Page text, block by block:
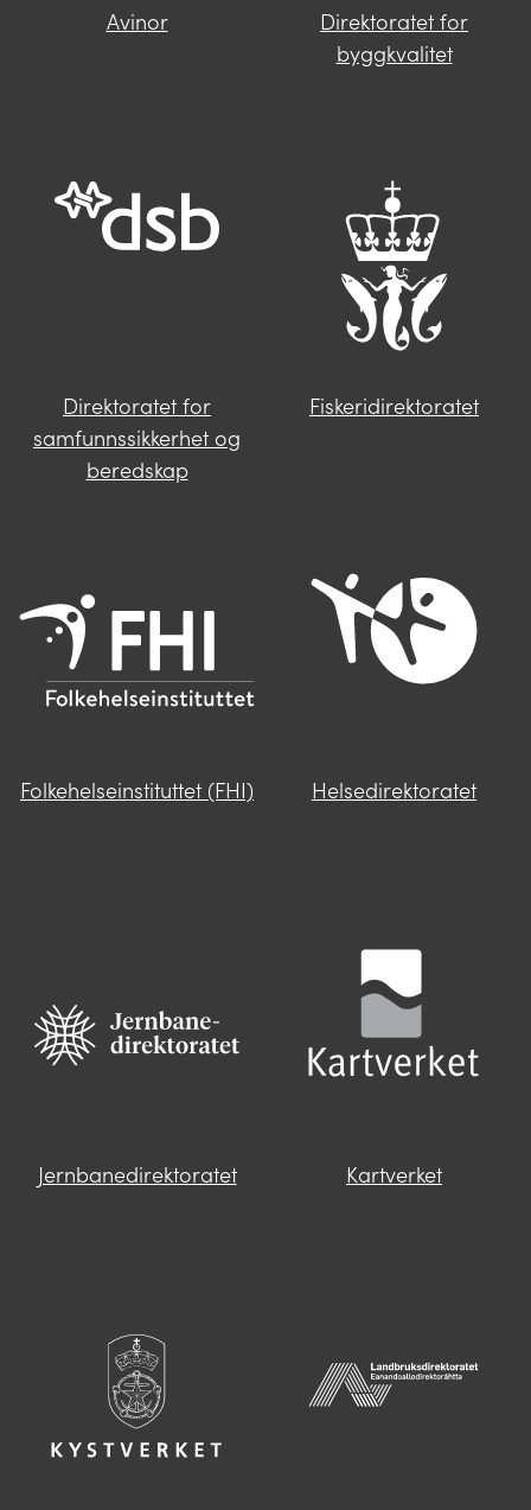
Finner du ikke svar på spørsmålet
saksbehandlere i Miljødirektoratet vil følge
deg opp videre.
Avinor
Direktoratet for
byggkvalitet
Direktoratet for
samfunnssikkerhet og
beredskap
Fiskeridirektoratet
Folkehelseinstituttet (FHI) Helsedirektoratet
Jernbanedirektoratet Kartverket